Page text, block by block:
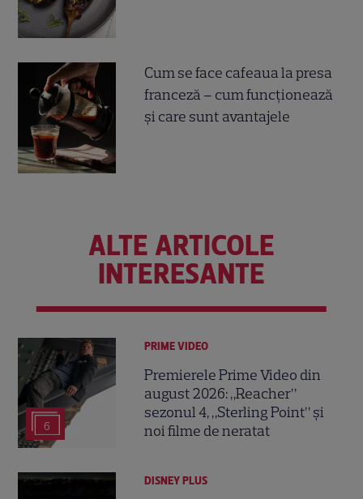
Cum se face cafeaua la presa
franceză – cum funcționează
și care sunt avantajele
ALTE ARTICOLE
INTERESANTE
6
PRIME VIDEO
Premierele Prime Video din
august 2026: „Reacher”
sezonul 4, „Sterling Point” și
noi filme de neratat
DISNEY PLUS